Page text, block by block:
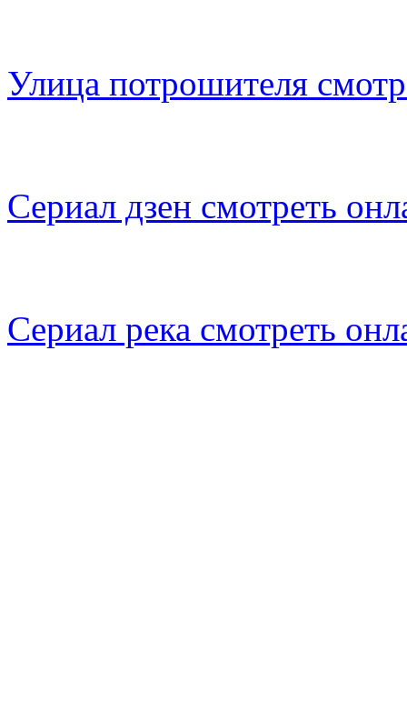
Улица потрошителя
Сериал дзен смотреть
Сериал река смотреть